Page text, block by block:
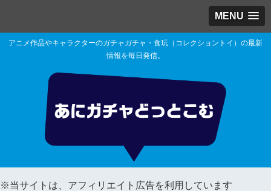
MENU
アニメ作品やキャラクターのガチャガチャ・食玩（コレクショントイ）の最新
情報を毎日発信。
※当サイトは、アフィリエイト広告を利用しています